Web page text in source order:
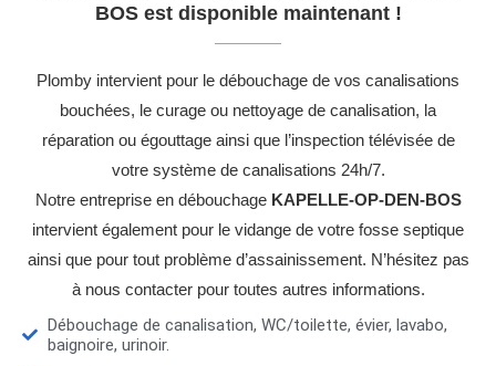
BOS est disponible maintenant !
Plomby intervient pour le débouchage de vos canalisations
bouchées, le curage ou nettoyage de canalisation, la
réparation ou égouttage ainsi que l’inspection télévisée de
votre système de canalisations 24h/7.
Notre entreprise en débouchage KAPELLE-OP-DEN-BOS
intervient également pour le vidange de votre fosse septique
ainsi que pour tout problème d’assainissement. N’hésitez pas
à nous contacter pour toutes autres informations.
Débouchage de canalisation, WC/toilette, évier, lavabo,
baignoire, urinoir.